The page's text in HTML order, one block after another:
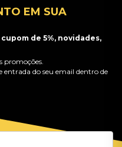
EM SUA
cupom de 5%, novidades,
promoções.
entrada do seu email dentro de